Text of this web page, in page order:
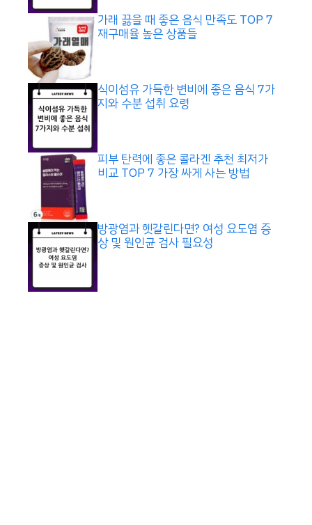
가래 끓을 때 좋은 음식 만족도 TOP 7
재구매율 높은 상품들
식이섬유 가득한 변비에 좋은 음식 7가
지와 수분 섭취 요령
피부 탄력에 좋은 콜라겐 추천 최저가
비교 TOP 7 가장 싸게 사는 방법
방광염과 헷갈린다면? 여성 요도염 증
상 및 원인균 검사 필요성